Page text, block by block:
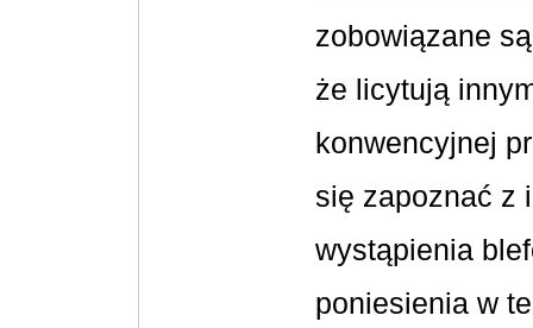
zobowiązane
że licytują
konwencyjnej
się zapoznać z
wystąpienia
poniesienia w